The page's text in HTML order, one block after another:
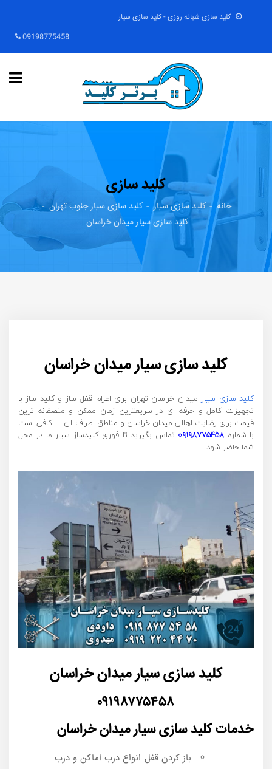
کلید سازی شبانه روزی - کلید سازی سیار
09198775458
کلید سازی
خانه کلید سازی سیار
کلید سازی سیار جنوب تهران
کلید سازی سیار میدان خراسان
کلید سازی سیار میدان خراسان
کلید سازی سیار میدان خراسان تهران برای اعزام قفل ساز و کلید ساز با
تجهیزات کامل و حرفه ای در سریعترین زمان ممکن و منصفانه ترین
قیمت برای رضایت اهالی میدان خراسان و مناطق اطراف آن – کافی است
با شماره۰۹۱۹۸۷۷۵۴۵۸ تماس بگیرید تا فوری کلیدساز سیار ما در محل
شما حاضر شود.
کلید سازی سیار میدان خراسان
۰۹۱۹۸۷۷۵۴۵۸
خدمات کلید سازی سیار میدان خراسان
باز کردن قفل انواع درب اماکن و درب